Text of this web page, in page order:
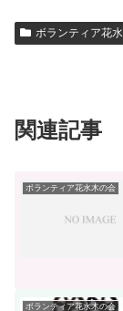
ボランティア花
関連記事
ボランティア花水木の会
ボランティア花水木の会